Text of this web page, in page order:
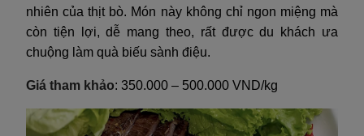
nhiên của thịt bò. Món này không chỉ ngon miệng mà
còn tiện lợi, dễ mang theo, rất được du khách ưa
chuộng làm quà biếu sành điệu.
Giá tham khảo: 350.000 – 500.000 VND/kg